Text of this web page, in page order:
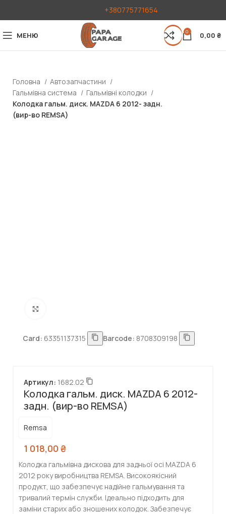
+380775771654
МЕНЮ 0 0,00 ₴
Головна
Автозапчастини
Гальмівна система
Гальмівні колодки
Колодка гальм. диск. MAZDA 6 2012- задн.
(вир-во REMSA)
Card: 63351137315 Barcode: 8708309198
Колодка гальм. диск. MAZDA 6 2012-
задн. (вир-во REMSA)
Артикул: 1682.02
Remsa
1 018,00 ₴
Колодка гальмівна дискова для задньої осі MAZDA 6
2012 року виробництва REMSA. Високоякісний
продукт, що забезпечує надійне гальмування та
тривалий термін служби. Ідеально підходить для
заміни старих або зношених колодок. Забезпечує